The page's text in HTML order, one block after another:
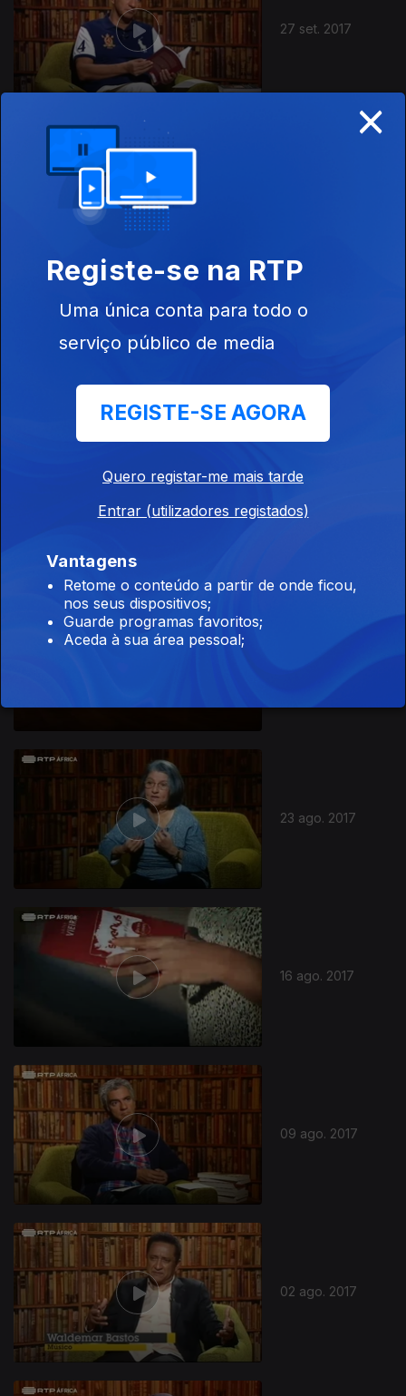
27 set. 2017
06 set. 2017
23 ago. 2017
16 ago. 2017
09 ago. 2017
02 ago. 2017
300211
×
Registe-se na RTP
Uma única conta para todo o
serviço público de media
REGISTE-SE AGORA
Quero registar-me mais tarde
Entrar (utilizadores registados)
Vantagens
Retome o conteúdo a partir de onde ficou,
nos seus dispositivos;
Guarde programas favoritos;
Aceda à sua área pessoal;